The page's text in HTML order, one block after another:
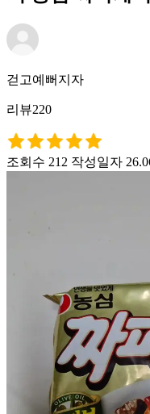
걷고예뻐지자
리뷰220
조회수 212 작성일자